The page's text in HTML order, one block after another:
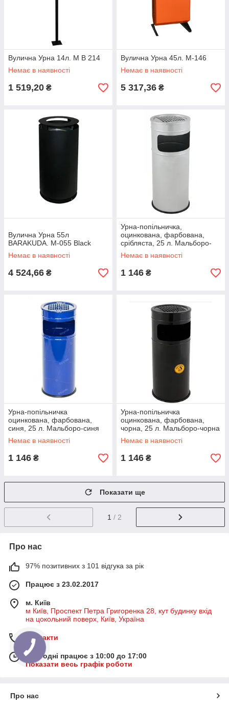
Вулична Урна 14л. M B 214
Немає в наявності
1 519,20 ₴
Вулична Урна 45л. M-146
Немає в наявності
5 317,36 ₴
Вулична Урна 55л
BARAKUDA. M-055 Black
Немає в наявності
4 524,66 ₴
Урна-попільничка,
оцинкована, фарбована,
срібляста, 25 л. Мальборо-
срібляста
Немає в наявності
1 146 ₴
Урна-попільничка
оцинкована, фарбована,
синя, 25 л. Мальборо-синя
Немає в наявності
1 146 ₴
Урна-попільничка
оцинкована, фарбована,
чорна, 25 л. Мальборо-чорна
Немає в наявності
1 146 ₴
Показати ще
1 / 2
Про нас
97% позитивних з 101 відгука за рік
Працює з 23.02.2017
м. Київ
м Київ, Проспект Петра Григоренка 28, кут будинку вхід
на цокольний поверх, Київ, Україна
Контакти
Сьогодні працює з 10:00 до 17:00
Показати весь графік роботи
Про нас